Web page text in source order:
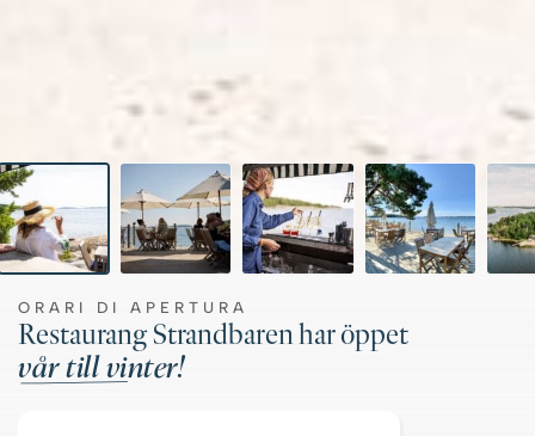
ORARI DI APERTURA
Restaurang Strandbaren har öppet
vår till vinter!